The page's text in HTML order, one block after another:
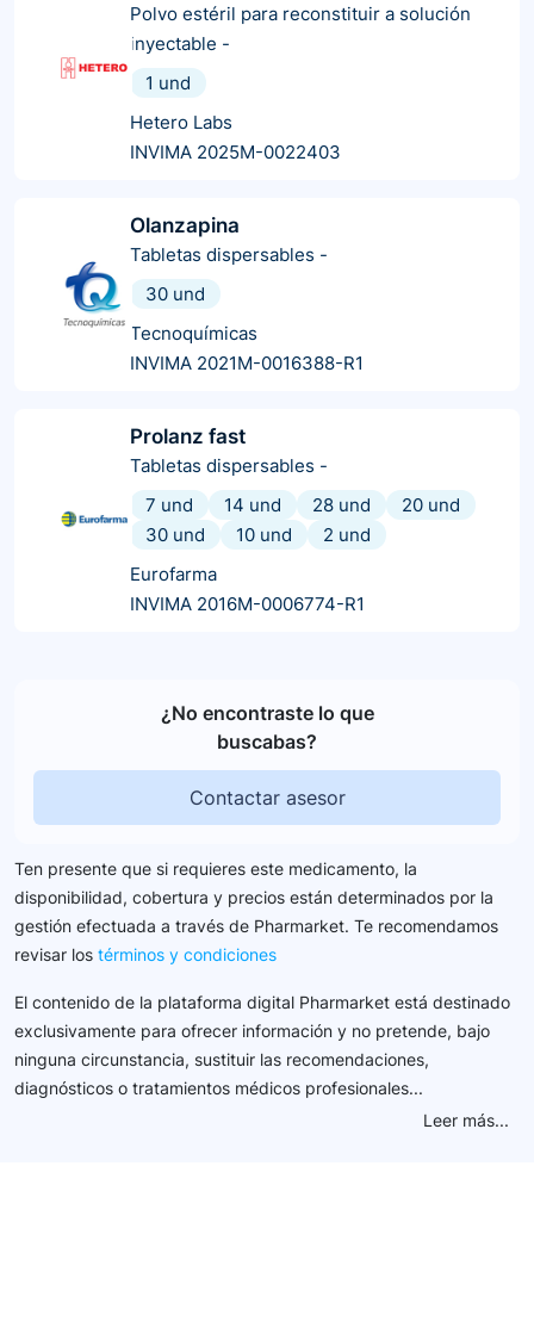
Polvo estéril para reconstituir a solución
inyectable -
1 und
Hetero Labs
INVIMA 2025M-0022403
Olanzapina
Tabletas dispersables -
30 und
Tecnoquímicas
INVIMA 2021M-0016388-R1
Prolanz fast
Tabletas dispersables -
7 und
14 und 28 und
20 und
30 und
10 und
2 und
Eurofarma
INVIMA 2016M-0006774-R1
¿No encontraste lo que
buscabas?
Contactar asesor
Ten presente que si requieres este medicamento, la
disponibilidad, cobertura y precios están determinados por la
gestión efectuada a través de Pharmarket. Te recomendamos
revisar los términos y condiciones
El contenido de la plataforma digital Pharmarket está destinado
exclusivamente para ofrecer información y no pretende, bajo
ninguna circunstancia, sustituir las recomendaciones,
diagnósticos o tratamientos médicos profesionales...
Leer más...